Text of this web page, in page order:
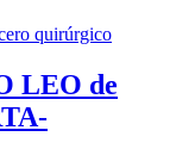
LEO de